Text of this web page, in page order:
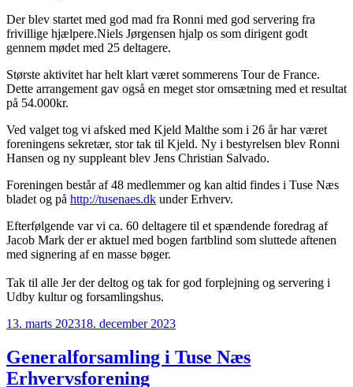
Der blev startet med god mad fra Ronni med god servering fra
frivillige hjælpere.Niels Jørgensen hjalp os som dirigent godt
gennem mødet med 25 deltagere.
Største aktivitet har helt klart været sommerens Tour de France.
Dette arrangement gav også en meget stor omsætning med et resultat
på 54.000kr.
Ved valget tog vi afsked med Kjeld Malthe som i 26 år har været
foreningens sekretær, stor tak til Kjeld. Ny i bestyrelsen blev Ronni
Hansen og ny suppleant blev Jens Christian Salvado.
Foreningen består af 48 medlemmer og kan altid findes i Tuse Næs
bladet og på http://tusenaes.dk under Erhverv.
Efterfølgende var vi ca. 60 deltagere til et spændende foredrag af
Jacob Mark der er aktuel med bogen fartblind som sluttede aftenen
med signering af en masse bøger.
Tak til alle Jer der deltog og tak for god forplejning og servering i
Udby kultur og forsamlingshus.
Udgivet
13. marts 202318. december 2023
Generalforsamling i Tuse Næs
Erhvervsforening